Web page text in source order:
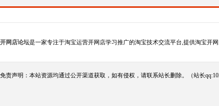
开网店论坛是一家专注于淘宝运营开网店学习推广的淘宝技术交流平台,提供淘宝开
免责声明：本站资源均通过公开渠道获取，如有侵权，请联系站长删除。（站长